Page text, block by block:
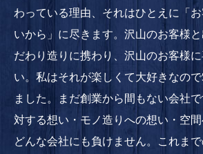
わっている理由、それはひとえに「
いから」に尽きます。沢山のお客様
だわり造りに携わり、沢山のお客様
い。私はそれが楽しくて大好きなの
ました。まだ創業から間もない会社
対する想い・モノ造りへの想い・空
どんな会社にも負けません。これまで